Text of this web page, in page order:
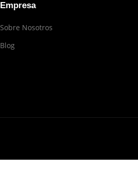
Empresa
Sobre Nosotros
Blog